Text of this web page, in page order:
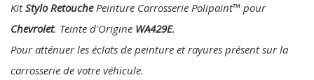
KitStylo RetouchePeinture Carrosserie Polipaint™ pour
Chevrolet. Teinte d'Origine WA429E.
Pour atténuer les éclats de peinture et rayures présent sur la
carrosserie de votre véhicule.